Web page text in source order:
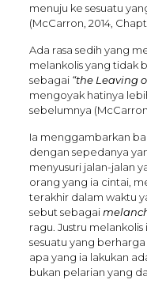
menuju ke sesuatu
(McCarron, 2014,
Ada rasa sedih yang
melankolis yang tidak
sebagai “the Leaving
mengoyak hatinya
sebelumnya
Ia menggambarkan
dengan sepedanya
menyusuri jalan-jalan
orang yang ia cintai,
terakhir dalam waktu
sebut sebagai
ragu. Justru
sesuatu yang
apa yang ia lakukan
bukan pelarian yang